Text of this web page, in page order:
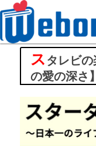
Webon（ウェ
スタレビ
の愛の深さ】